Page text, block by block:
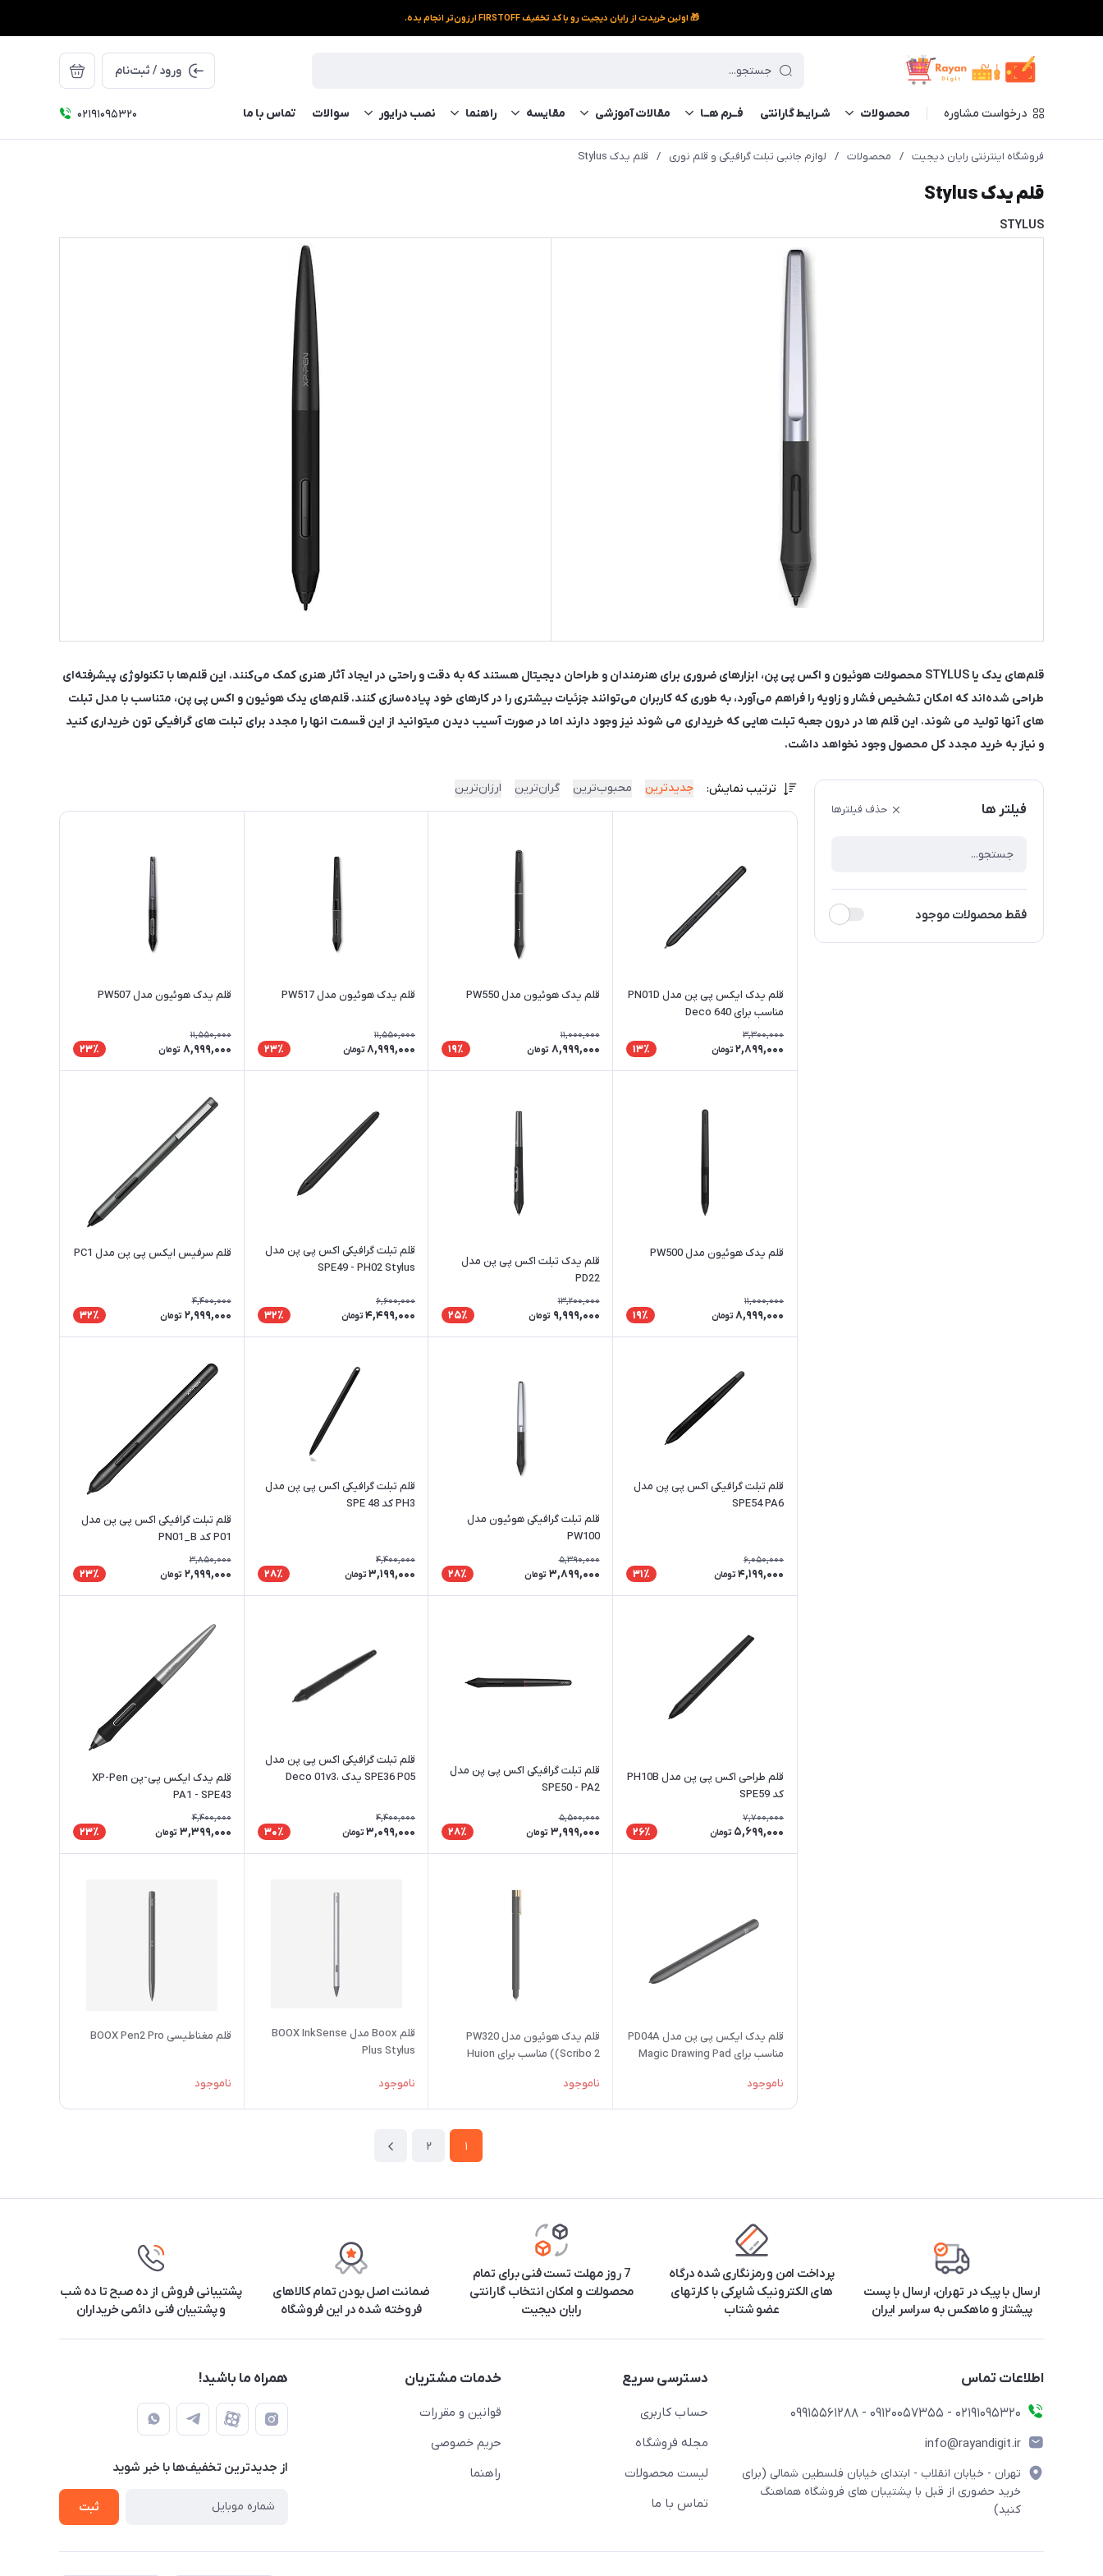
🎁 اولین خریدت از رایان دیجیت رو با کد تخفیف FIRSTOFF ارزون‌تر انجام بده.
ورود / ثبت‌نام
درخواست مشاوره محصولات شـرایـط گارانتی فــرم‌ هــا مقالات آموزشی مقایسه راهنما نصب درایور سوالات تماس با ما ۰۲۱91095320
فروشگاه اینترنتی رایان دیجیت / محصولات / لوازم جانبی تبلت گرافیکی و قلم نوری / قلم یدک Stylus
قلم یدک Stylus
STYLUS
قلم‌های یدک یا STYLUS محصولات هوئیون و اکس پی پن، ابزارهای ضروری برای هنرمندان و طراحان دیجیتال هستند که به دقت و راحتی در ایجاد آثار هنری کمک می‌کنند. این قلم‌ها با تکنولوژی پیشرفته‌ای
طراحی شده‌اند که امکان تشخیص فشار و زاویه را فراهم می‌آورد، به طوری که کاربران می‌توانند جزئیات بیشتری را در کارهای خود پیاده‌سازی کنند. قلم‌های یدک هوئیون و اکس پی پن، متناسب با مدل تبلت
های آنها تولید می شوند. این قلم ها در درون جعبه تبلت هایی که خریداری می شوند نیز وجود دارند اما در صورت آسیب دیدن میتوانید از این قسمت انها را مجدد برای تبلت های گرافیکی تون خریداری کنید
و نیاز به خرید مجدد کل محصول وجود نخواهد داشت.
فیلتر ها حذف فیلترها
فقط محصولات موجود
ترتیب نمایش: جدیدترین محبوب‌ترین گران‌ترین ارزان‌ترین
قلم یدک ایکس پی پن مدل PN01D
مناسب برای Deco 640
3,300,000
2,899,000 تومان 13٪
قلم یدک هوئیون مدل PW550
11,000,000
8,999,000 تومان 19٪
قلم یدک هوئیون مدل PW517
11,550,000
8,999,000 تومان 23٪
قلم یدک هوئیون مدل PW507
11,550,000
8,999,000 تومان 23٪
قلم یدک هوئیون مدل PW500
11,000,000
8,999,000 تومان 19٪
قلم یدک تبلت اکس پی پن مدل
PD22
13,200,000
9,999,000 تومان 25٪
قلم تبلت گرافیکی اکس پی پن مدل
SPE49 - PH02 Stylus
6,600,000
4,499,000 تومان 32٪
قلم سرفیس ایکس پی پن مدل PC1
4,400,000
2,999,000 تومان 32٪
قلم تبلت گرافیکی اکس پی پن مدل
SPE54 PA6
6,050,000
4,199,000 تومان 31٪
قلم تبلت گرافیکی هوئیون مدل
PW100
5,390,000
3,899,000 تومان 28٪
قلم تبلت گرافیکی اکس پی پن مدل
PH3 کد SPE 48
4,400,000
3,199,000 تومان 28٪
قلم تبلت گرافیکی اکس پی پن مدل
P01 کد PN01_B
3,850,000
2,999,000 تومان 23٪
قلم طراحی اکس پی پن مدل PH10B
کد SPE59
7,700,000
5,699,000 تومان 26٪
قلم تبلت گرافیکی اکس پی پن مدل
SPE50 - PA2
5,500,000
3,999,000 تومان 28٪
قلم تبلت گرافیکی اکس پی پن مدل
SPE36 P05 یدک Deco 01v3،
4,400,000
3,099,000 تومان 30٪
قلم یدک ایکس پی-پن XP-Pen
PA1 - SPE43
4,400,000
3,399,000 تومان 23٪
قلم یدک ایکس پی پن مدل PD04A
مناسب برای Magic Drawing Pad
ناموجود
قلم یدک هوئیون مدل PW320
(Scribo 2) مناسب برای Huion
ناموجود
قلم Boox مدل BOOX InkSense
Plus Stylus
ناموجود
قلم مغناطیسی BOOX Pen2 Pro
ناموجود
1
2
ارسال با پیک در تهران، ارسال با پست
پیشتاز و ماهکس به سراسر ایران
پرداخت امن و رمزنگاری شده درگاه
های الکترونیک شاپرکی با کارتهای
عضو شتاب
7 روز مهلت تست فنی برای تمام
محصولات و امکان انتخاب گارانتی
رایان دیجیت
ضمانت اصل بودن تمام کالاهای
فروخته شده در این فروشگاه
پشتیبانی فروش از ده صبح تا ده شب
و پشتیبان فنی دائمی خریداران
اطلاعات تماس
۰۲۱91095320 - 09120057355 - 09915561288
info@rayandigit.ir
تهران - خیابان انقلاب - ابتدای خیابان فلسطین شمالی (برای
خرید حضوری از قبل با پشتیبان های فروشگاه هماهنگ
کنید)
دسترسی سریع
حساب کاربری
مجله فروشگاه
لیست محصولات
تماس با ما
خدمات مشتریان
قوانین و مقررات
حریم خصوصی
راهنما
همراه ما باشید!
از جدید‌ترین تخفیف‌ها با‌ خبر شوید
ثبت